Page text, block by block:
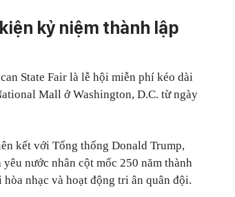
kỷ niệm thành lập
State Fair là lễ hội miễn phí kéo dài
Mall ở Washington, D.C. từ ngày
kết với Tổng thống Donald Trump,
nước nhân cột mốc 250 năm thành
nhạc và hoạt động tri ân quân đội.